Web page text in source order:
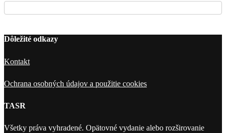
Dôležité odkazy
Kontakt
Ochrana osobných údajov a použitie cookies
TASR
Všetky práva vyhradené. Opätovné vydanie alebo rozširovanie